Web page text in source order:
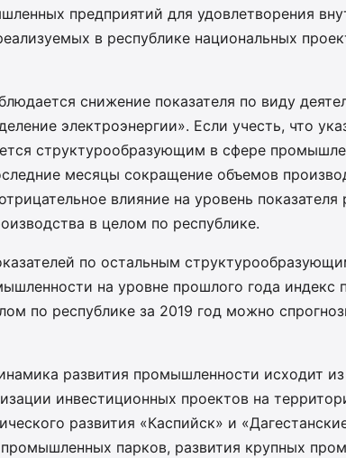
предприятий для удовлетворения
в республике национальных
снижение показателя по виду
электроэнергии». Если учесть, что
структурообразующим в сфере
месяцы сокращение объемов
влияние на уровень показателя
в целом по республике.
по остальным
на уровне прошлого года индекс
по республике за 2019 год можно
развития промышленности исходит из
инвестиционных проектов на
развития «Каспийск» и
парков, развития крупных